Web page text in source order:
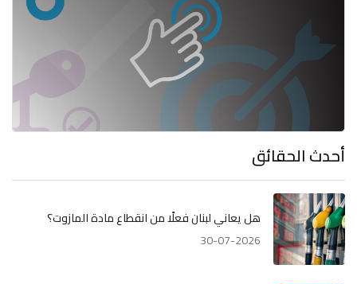
أحدث الحقائق
هل يعاني لبنان فعلًا من انقطاع مادة المازوت؟
30-07-2026